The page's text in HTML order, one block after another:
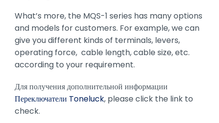
What’s more, the MQS-1 series has many options
and models for customers. For example, we can
give you different kinds of terminals, levers,
operating force, cable length, cable size, etc.
according to your requirement.
Для получения дополнительной информации
Переключатели Toneluck, please click the link to
check.